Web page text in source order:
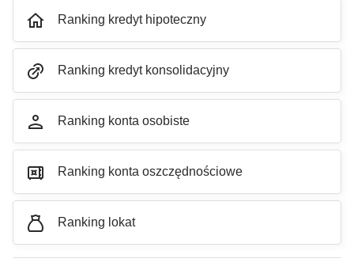
Ranking kredyt hipoteczny
Ranking kredyt konsolidacyjny
Ranking konta osobiste
Ranking konta oszczędnościowe
Ranking lokat